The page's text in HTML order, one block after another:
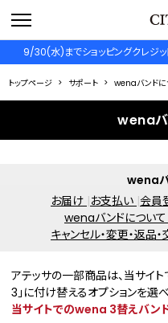
9/30(水)までショッピングクレジ
トップページ サポート wenaバンドに
wenaバ
wena
お届け お支払い 会員
wenaバンドについて
キャンセル・変更・返品
アテッサの一部商品は、当サイ
3」に付け替えるオプションを選べ
当サイトでのwena 3替えバン